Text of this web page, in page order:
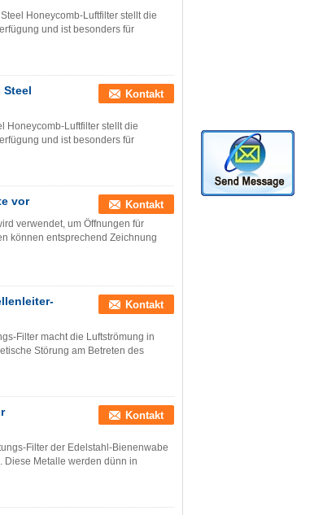
Honeycomb-Luftfilter stellt die
und ist besonders für
Steel
Kontakt
Honeycomb-Luftfilter stellt die
und ist besonders für
vor Kontakt
verwendet, um Öffnungen für
können entsprechend Zeichnung
Kontakt
Filter macht die Luftströmung in
Störung am Betreten des
Kontakt
Filter der Edelstahl-Bienenwabe
Diese Metalle werden dünn in